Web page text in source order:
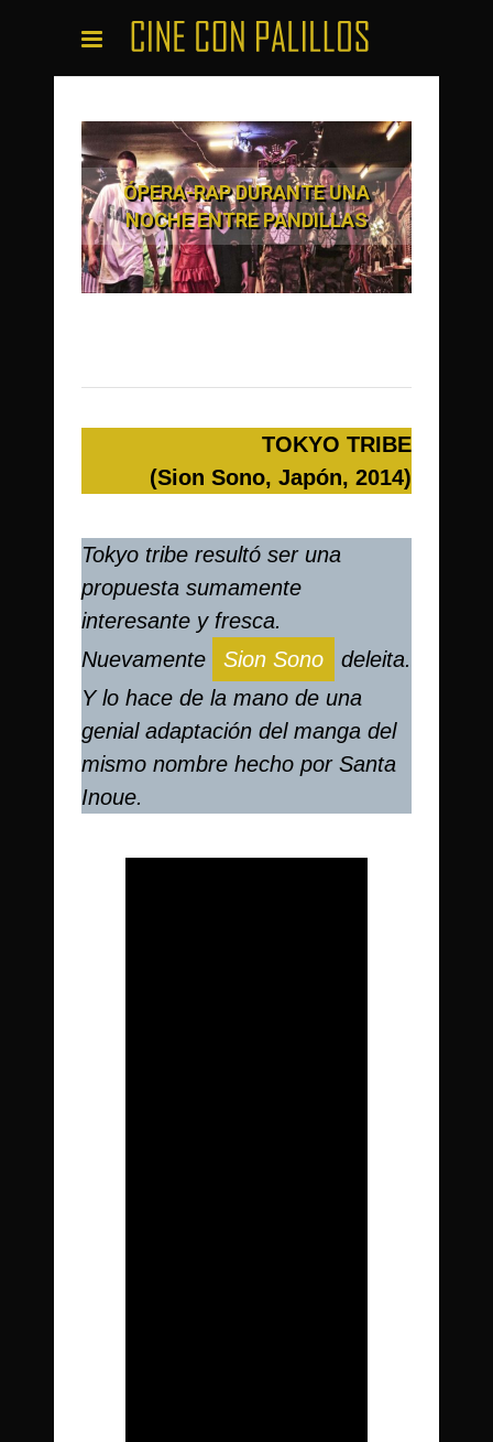
ÓPERA-RAP DURANTE UNA
NOCHE ENTRE PANDILLAS
TOKYO TRIBE
(Sion Sono, Japón, 2014)
Tokyo tribe resultó ser una
propuesta sumamente
interesante y fresca.
Nuevamente
Sion Sono
deleita.
Y lo hace de la mano de una
genial adaptación del manga del
mismo nombre hecho por Santa
Inoue.